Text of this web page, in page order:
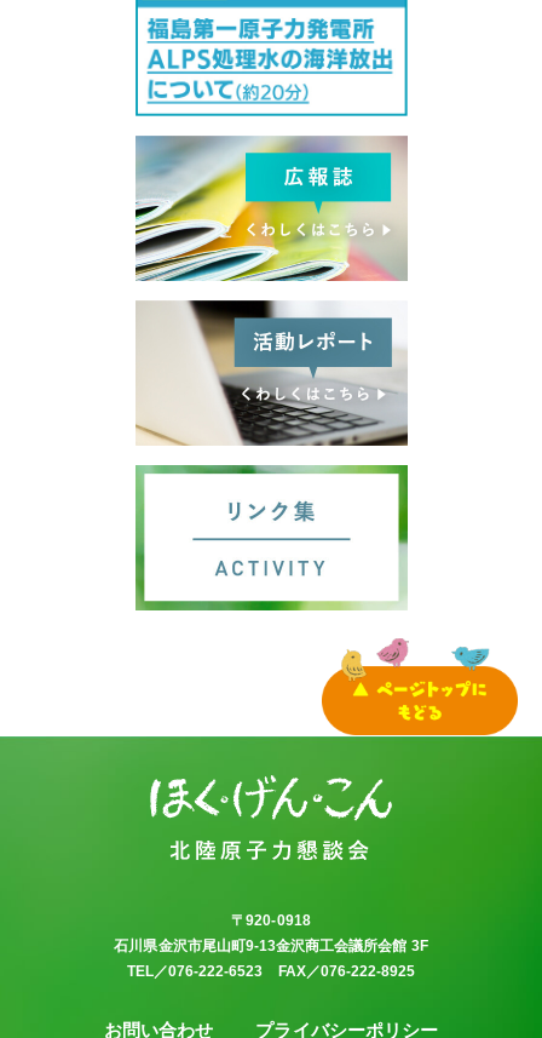
お問い合わせ プライバシーポリシー
〒920-0918
石川県金沢市尾山町9-13金沢商工会議所会館 3F
TEL／076-222-6523 FAX／076-222-8925
お問い合わせ プライバシーポリシー